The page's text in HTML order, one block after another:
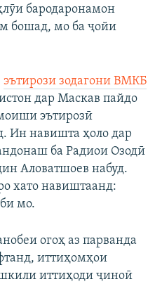
бародаронамон
бошад, мо ба ҷойи
эътирози зодагони ВМКБ
дар Маскав пайдо
эътирозӣ
Ин навишта ҳоло дар
ба Радиои Озодӣ
Аловатшоев набуд.
хато навиштаанд:
мо.
огоҳ аз парванда
иттиҳомҳои
иттиҳоди ҷиноӣ